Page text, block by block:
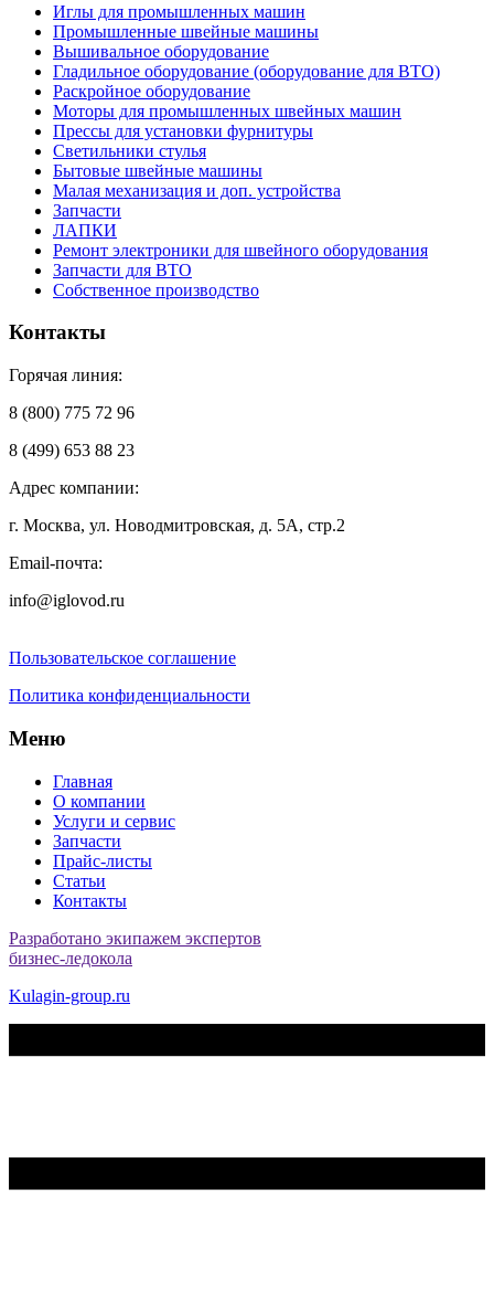
Иглы для промышленных машин
Промышленные швейные машины
Вышивальное оборудование
Гладильное оборудование (оборудование для ВТО)
Раскройное оборудование
Моторы для промышленных швейных машин
Прессы для установки фурнитуры
Светильники стулья
Бытовые швейные машины
Малая механизация и доп. устройства
Запчасти
ЛАПКИ
Ремонт электроники для швейного оборудования
Запчасти для ВТО
Собственное производство
Контакты
Горячая линия:
8 (800) 775 72 96
8 (499) 653 88 23
Адрес компании:
г. Москва, ул. Новодмитровская, д. 5А, стр.2
Email-почта:
info@iglovod.ru
Пользовательское соглашение
Политика конфиденциальности
Меню
Главная
О компании
Услуги и сервис
Запчасти
Прайс-листы
Статьи
Контакты
Разработано экипажем экспертов
бизнес-ледокола
Kulagin-group.ru